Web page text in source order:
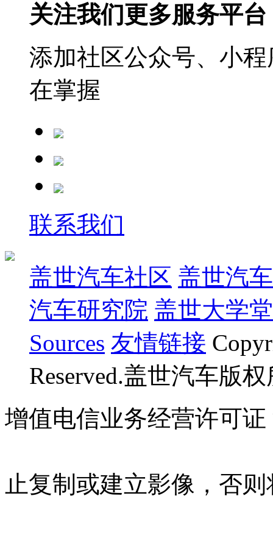
关注我们更多服务平台
添加社区公众号、小
在掌握
联系我们
盖世汽车社区 盖世汽
汽车研究院 盖世大学堂
Sources 友情链接
Reserved.盖世汽车版
增值电信业务经营许可证
止复制或建立影像，否